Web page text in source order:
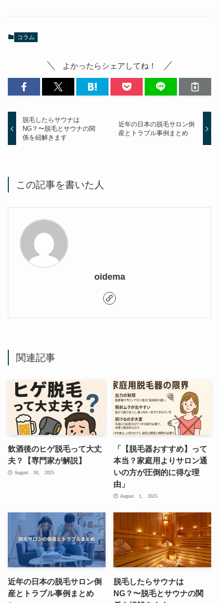
コラム
よかったらシェアしてね！
脱毛したらサウナは
NG？〜脱毛とサウナの関
係を紐解きます
近年の日本の脱毛サロン倒
産とトラブル事例まとめ
この記事を書いた人
oidema
関連記事
飲酒後のヒゲ脱毛って大丈
夫？【専門家が解説】
August 30, 2025
「【脱毛器おすすめ】って
本当？家庭用よりサロン通
いの方が圧倒的に得な理
由」
August 1, 2025
近年の日本の脱毛サロン倒
産とトラブル事例まとめ
脱毛したらサウナは
NG？〜脱毛とサウナの関